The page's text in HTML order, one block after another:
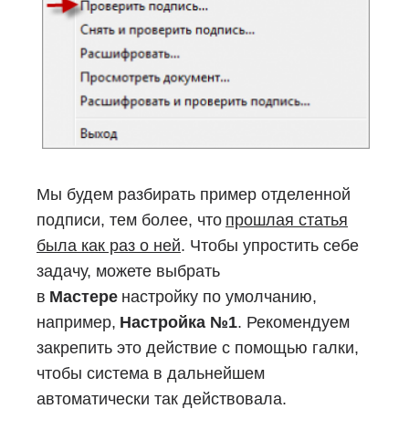
Мы будем разбирать пример отделенной
подписи, тем более, что прошлая статья
была как раз о ней. Чтобы упростить себе
задачу, можете выбрать
в Мастере настройку по умолчанию,
например, Настройка №1. Рекомендуем
закрепить это действие с помощью галки,
чтобы система в дальнейшем
автоматически так действовала.